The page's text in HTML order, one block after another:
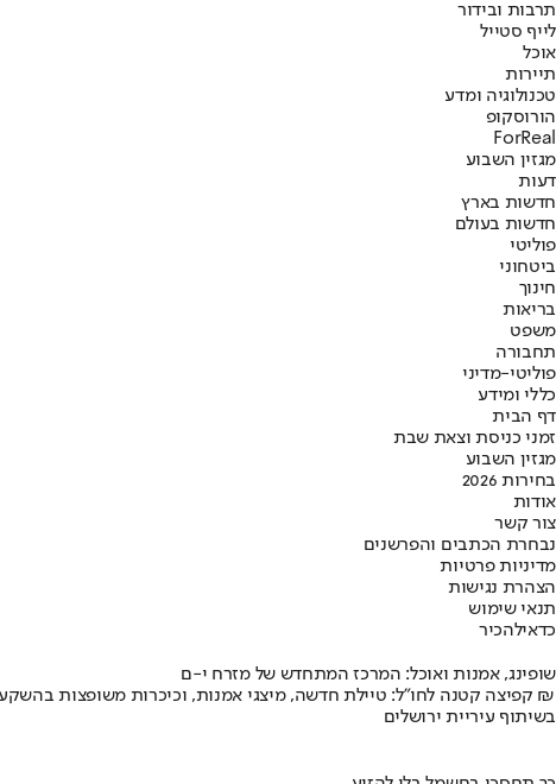
תרבות ובידור
לייף סטייל
אוכל
תיירות
טכנולוגיה ומדע
הורוסקופ
ForReal
מגזין השבוע
דעות
חדשות בארץ
חדשות בעולם
פוליטי
ביטחוני
חינוך
בריאות
משפט
תחבורה
פוליטי-מדיני
כללי ומידע
דף הבית
זמני כניסת וצאת שבת
מגזין השבוע
בחירות 2026
אודות
צור קשר
נבחרת הכתבים והפרשנים
מדיניות פרטיות
הצהרת נגישות
תנאי שימוש
כדאילהכיר
שופינג, אמנות ואוכל: המרכז המתחדש של מזרח י-ם
קפיצה קטנה לחו"ל: טיילת חדשה, מיצגי אמנות, וכיכרות משופצות בהשקעה של 100 מיליון ₪
בשיתוף עיריית ירושלים